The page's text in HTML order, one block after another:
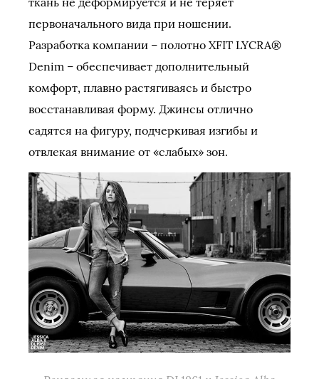
первоначального вида при ношении.
Разработка компании – полотно XFIT LYCRA®
Denim – обеспечивает дополнительный
комфорт, плавно растягиваясь и быстро
восстанавливая форму. Джинсы отлично
садятся на фигуру, подчеркивая изгибы и
отвлекая внимание от «слабых» зон.